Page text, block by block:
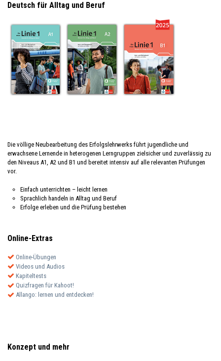
Deutsch für Alltag und Beruf
Die völlige Neubearbeitung des Erfolgslehrwerks führt jugendliche und
erwachsene Lernende in heterogenen Lerngruppen zielsicher und zuverlässig zu
den Niveaus A1, A2 und B1 und bereitet intensiv auf alle relevanten Prüfungen
vor.
Einfach unterrichten – leicht lernen
Sprachlich handeln in Alltag und Beruf
Erfolge erleben und die Prüfung bestehen
Online-Extras
Online-Übungen
Videos und Audios
Kapiteltests
Quizfragen für Kahoot!
Allango: lernen und entdecken!
Konzept und mehr